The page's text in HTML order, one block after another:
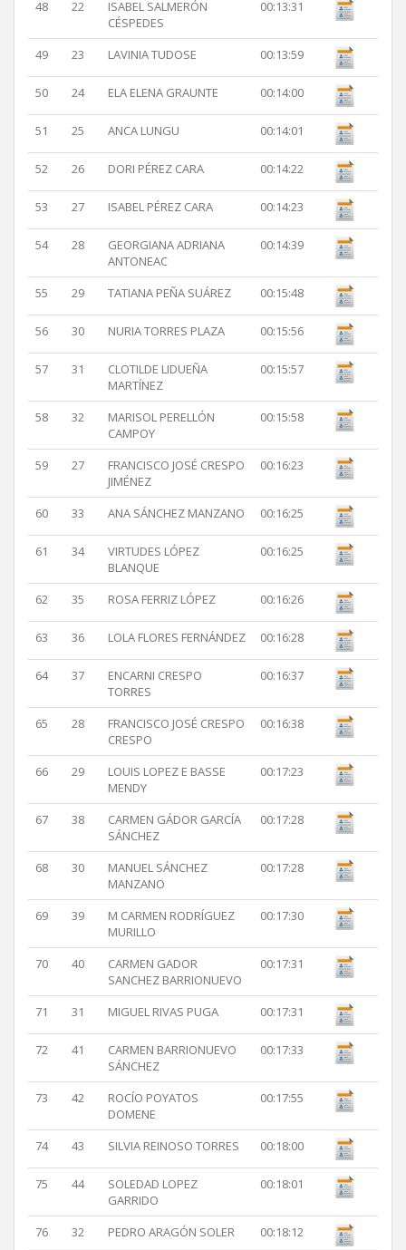
48 22
ISABEL SALMERÓN
CÉSPEDES
00:13:31
49 23 LAVINIA TUDOSE 00:13:59
50 24 ELA ELENA GRAUNTE 00:14:00
51 25 ANCA LUNGU 00:14:01
52 26 DORI PÉREZ CARA 00:14:22
53 27 ISABEL PÉREZ CARA 00:14:23
54 28
GEORGIANA ADRIANA
ANTONEAC
00:14:39
55 29 TATIANA PEÑA SUÁREZ 00:15:48
56 30 NURIA TORRES PLAZA 00:15:56
57 31
CLOTILDE LIDUEÑA
MARTÍNEZ
00:15:57
58 32
MARISOL PERELLÓN
CAMPOY
00:15:58
59 27
FRANCISCO JOSÉ CRESPO
JIMÉNEZ
00:16:23
60 33 ANA SÁNCHEZ MANZANO 00:16:25
61 34
VIRTUDES LÓPEZ
BLANQUE
00:16:25
62 35 ROSA FERRIZ LÓPEZ 00:16:26
63 36 LOLA FLORES FERNÁNDEZ 00:16:28
64 37
ENCARNI CRESPO
TORRES
00:16:37
65 28
FRANCISCO JOSÉ CRESPO
CRESPO
00:16:38
66 29
LOUIS LOPEZ E BASSE
MENDY
00:17:23
67 38
CARMEN GÁDOR GARCÍA
SÁNCHEZ
00:17:28
68 30
MANUEL SÁNCHEZ
MANZANO
00:17:28
69 39
M CARMEN RODRÍGUEZ
MURILLO
00:17:30
70 40
CARMEN GADOR
SANCHEZ BARRIONUEVO
00:17:31
71 31 MIGUEL RIVAS PUGA 00:17:31
72 41
CARMEN BARRIONUEVO
SÁNCHEZ
00:17:33
73 42
ROCÍO POYATOS
DOMENE
00:17:55
74 43 SILVIA REINOSO TORRES 00:18:00
75 44
SOLEDAD LOPEZ
GARRIDO
00:18:01
76 32 PEDRO ARAGÓN SOLER 00:18:12